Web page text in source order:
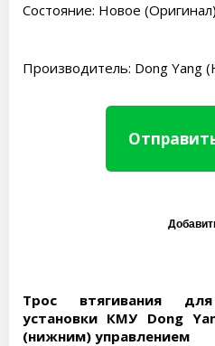
Состояние: Новое (Оригинал)
Производитель: Dong Yang
Трос втягивания
установки КМУ Dong
(нижним) управлением